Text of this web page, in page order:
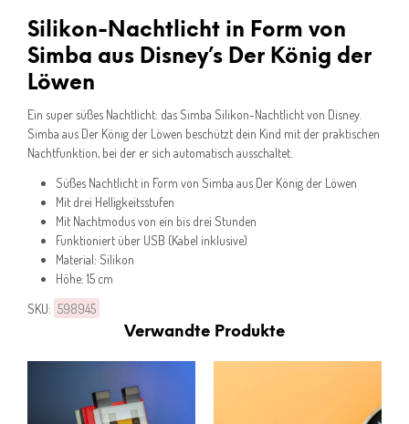
Silikon-Nachtlicht in Form von
Simba aus Disney’s Der König der
Löwen
Ein super süßes Nachtlicht: das Simba Silikon-Nachtlicht von Disney.
Simba aus Der König der Löwen beschützt dein Kind mit der praktischen
Nachtfunktion, bei der er sich automatisch ausschaltet.
Süßes Nachtlicht in Form von Simba aus Der König der Löwen
Mit drei Helligkeitsstufen
Mit Nachtmodus von ein bis drei Stunden
Funktioniert über USB (Kabel inklusive)
Material: Silikon
Höhe: 15 cm
SKU: 598945
Verwandte Produkte